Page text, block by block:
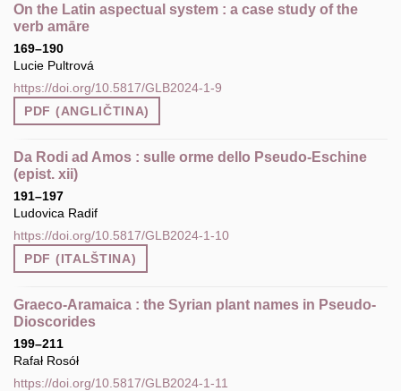
On the Latin aspectual system : a case study of the
verb amāre
169–190
Lucie Pultrová
https://doi.org/10.5817/GLB2024-1-9
PDF (ANGLIČTINA)
Da Rodi ad Amos : sulle orme dello Pseudo-Eschine
(epist. xii)
191–197
Ludovica Radif
https://doi.org/10.5817/GLB2024-1-10
PDF (ITALŠTINA)
Graeco-Aramaica : the Syrian plant names in Pseudo-
Dioscorides
199–211
Rafał Rosół
https://doi.org/10.5817/GLB2024-1-11